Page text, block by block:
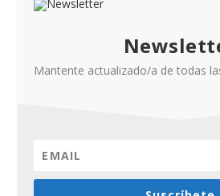
Mantente actualizado/a de todas